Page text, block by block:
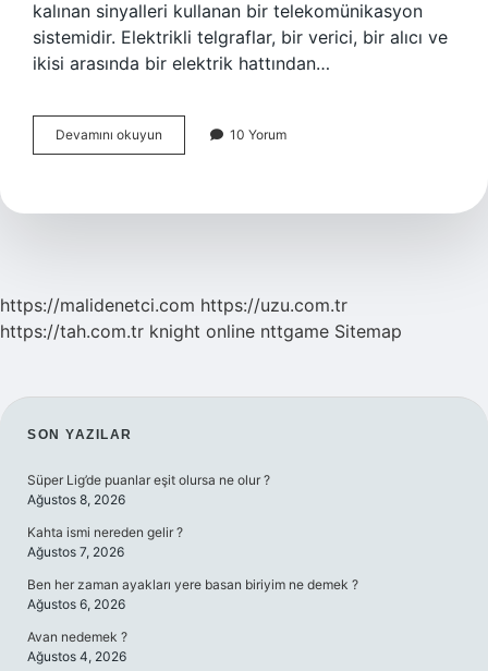
kalınan sinyalleri kullanan bir telekomünikasyon
sistemidir. Elektrikli telgraflar, bir verici, bir alıcı ve
ikisi arasında bir elektrik hattından…
Devamını okuyun
Günümüzde
10 Yorum
https://malidenetci.com https://uzu.com.tr
https://tah.com.tr knight online nttgame Sitemap
SIDEBAR
SON YAZILAR
Süper Lig’de puanlar eşit olursa ne olur ?
Ağustos 8, 2026
Kahta ismi nereden gelir ?
Ağustos 7, 2026
Ben her zaman ayakları yere basan biriyim ne demek ?
Ağustos 6, 2026
Avan nedemek ?
Ağustos 4, 2026